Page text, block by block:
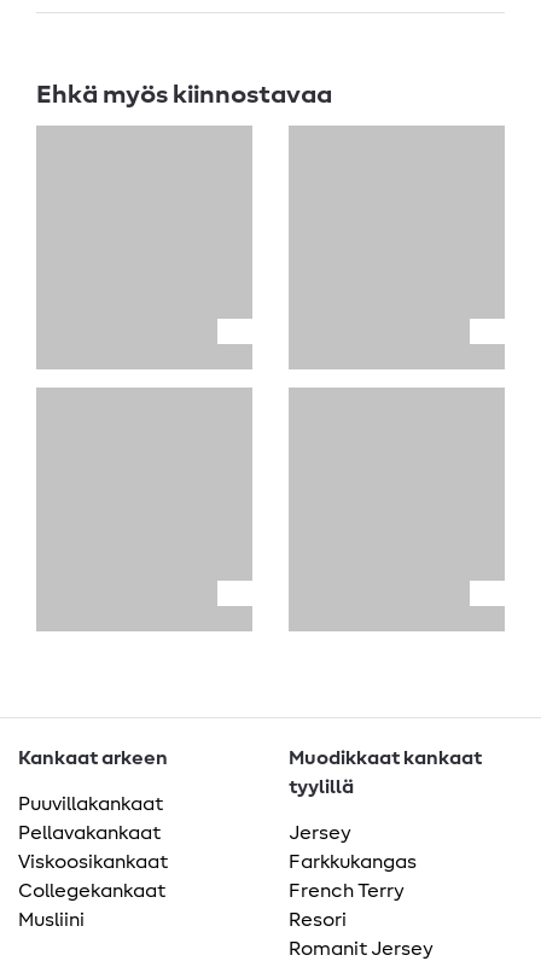
Ehkä myös kiinnostavaa
Kankaat arkeen
Puuvillakankaat
Pellavakankaat
Viskoosikankaat
Collegekankaat
Musliini
Muodikkaat kankaat
tyylillä
Jersey
Farkkukangas
French Terry
Resori
Romanit Jersey